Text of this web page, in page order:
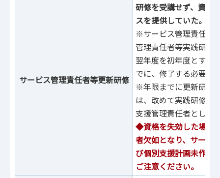
サービス管理責任者等更新研修
研修を受講せず、資格
スを提供していた。
※サービス管理責任者
管理責任者等実践研修
翌年度を初年度とする
でに、修了する必要が
※年限までに更新研修
は、改めて実践研修を
支援管理責任者として
◆資格を失効した場合
者⽋如となり、サービ
び個別⽀援計画未作成
ご注意ください。